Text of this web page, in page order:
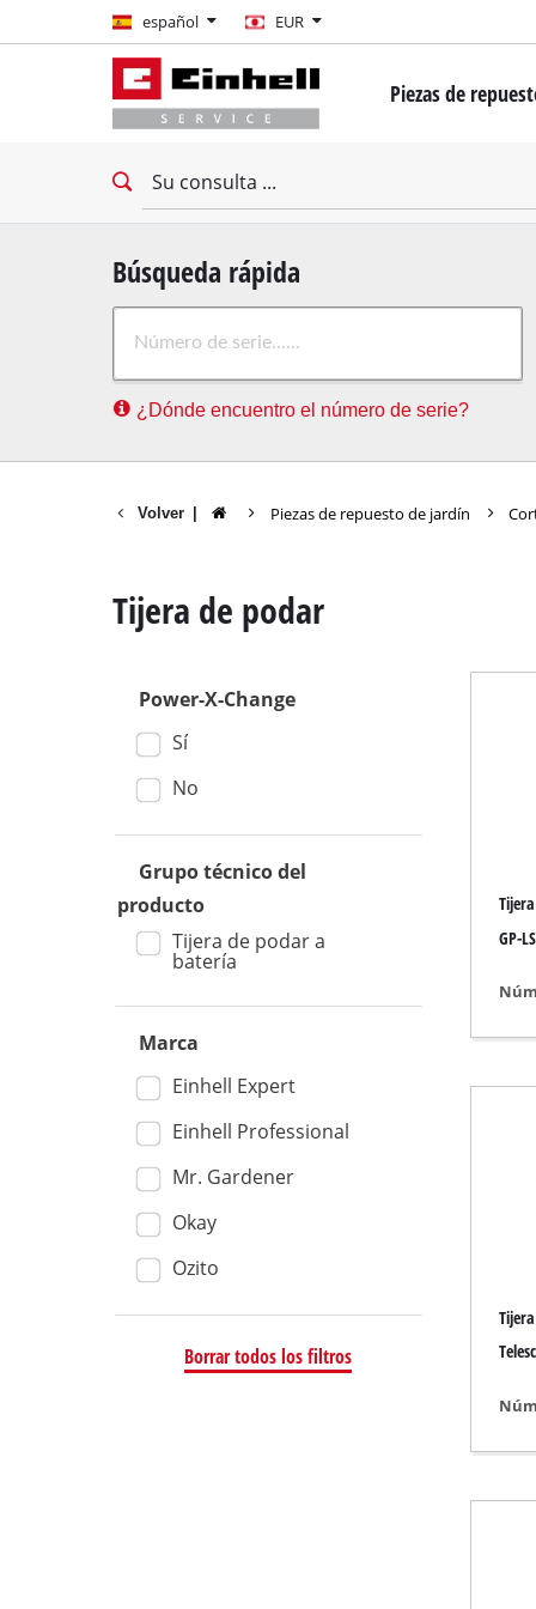
español
español EUR
EUR
GBP
CZK
Piezas de
Mini
Llave de impacto
Martillo Perforador
Demoledor
Taladro percutor
Taladros
Sierras de cinta
Sierras de
Aspiradores de
Esmeriladora de
Lijadora
Lijadora de
Búsqueda rápida
¿Dónde encuentro el número de serie?
Volver Piezas de repuesto de jardín
Tijera de podar
Power-X-Change
Sí
No
Grupo técnico del
producto
Tijera de podar a
batería
Marca
Einhell Expert
Einhell Professional
Mr. Gardener
Okay
Ozito
Borrar todos los filtros
GP-